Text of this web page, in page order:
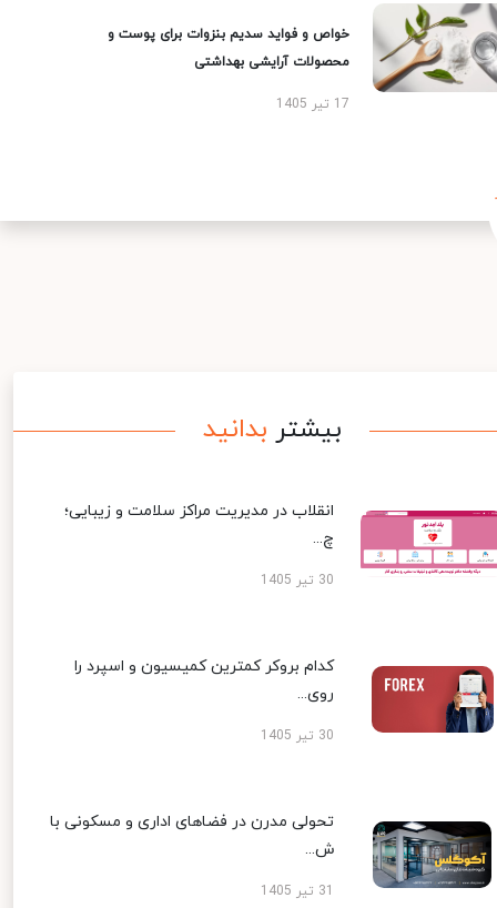
خواص و فواید سدیم بنزوات برای پوست و
محصولات آرایشی بهداشتی
17 تیر 1405
بیشتر بدانید
انقلاب در مدیریت مراکز سلامت و زیبایی؛
چ...
30 تیر 1405
کدام بروکر کمترین کمیسیون و اسپرد را
روی...
30 تیر 1405
تحولی مدرن در فضاهای اداری و مسکونی با
ش...